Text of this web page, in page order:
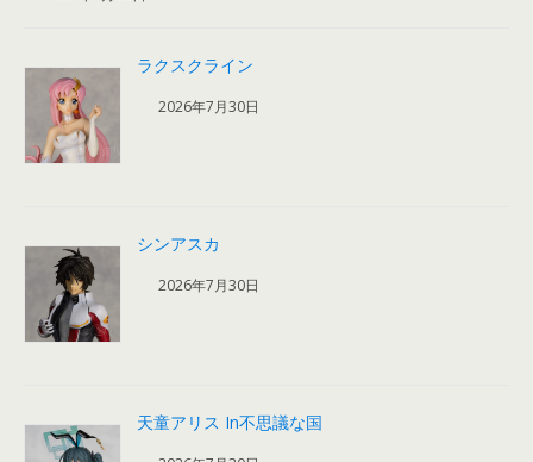
ラクスクライン
2026年7月30日
シンアスカ
2026年7月30日
天童アリス In不思議な国